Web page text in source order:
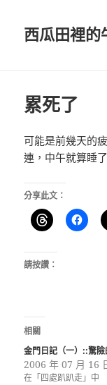
西瓜田裡的
累死了
可能是前幾天的
連，中午就算睡
分享此文：
請按讚：
相關
金門日記（一）::驚
2006 年 07 月 16
在「四處趴趴走」中